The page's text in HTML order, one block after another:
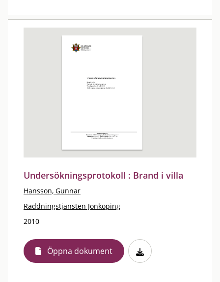
Undersökningsprotokoll : Brand i villa
Hansson, Gunnar
Räddningstjänsten Jönköping
2010
Öppna dokument